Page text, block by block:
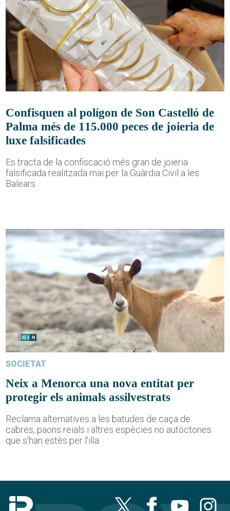
Confisquen al polígon de Son Castelló de
Palma més de 115.000 peces de joieria de
luxe falsificades
Es tracta de la confiscació més gran de joieria
falsificada realitzada mai per la Guàrdia Civil a les
Balears
SOCIETAT
Neix a Menorca una nova entitat per
protegir els animals assilvestrats
Reclama alternatives a les batudes de caça de
cabres, paons reials i altres espècies no autòctones
que s'han estès per l'illa